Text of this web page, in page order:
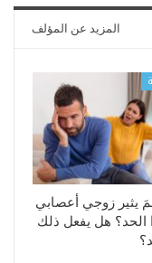
المزيد عن المؤلف
يثير زوجي أعصابي
الحد؟ هل يفعل ذلك